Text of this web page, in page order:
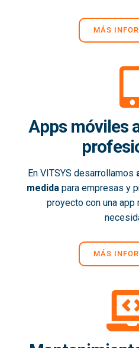
MÁS
Apps móviles
En VITSYS desarrollamos
medida para empresas y
proyecto con una app
MÁS